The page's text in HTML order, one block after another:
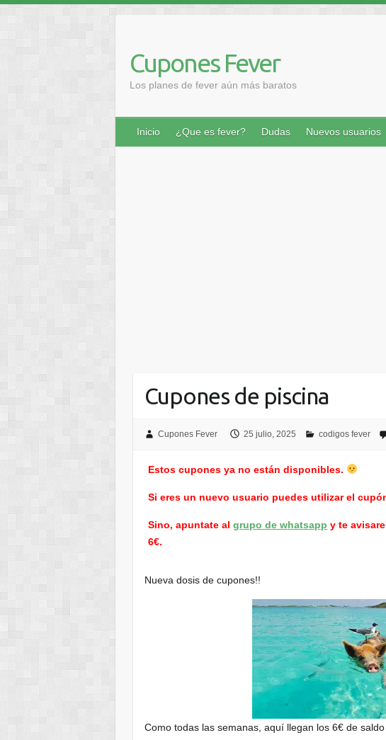
contenido
Cupones Fever
Los planes de fever aún más baratos
Inicio ¿Que es fever? Dudas Nuevos usuarios
Cupones de piscina
Cupones Fever 25 julio, 2025 codigos fever
Estos cupones ya no están disponibles.
Si eres un nuevo usuario puedes utilizar el
Sino, apuntate algrupo de whatsapp y te
6€.
Nueva dosis de cupones!!
Como todas las semanas, aquí llegan los 6€ de saldo